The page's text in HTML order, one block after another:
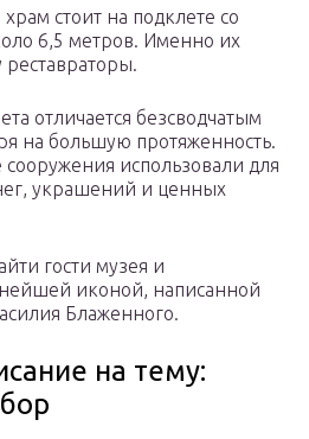
стоит на подклете со
6,5 метров. Именно их
реставраторы.
отличается безсводчатым
на большую протяженность.
использовали для
украшений и ценных
гости музея и
иконой, написанной
Блаженного.
на тему: